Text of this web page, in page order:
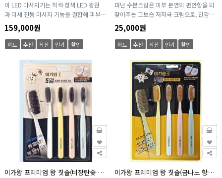
이 LED 마사지기는 적색·청색 LED 광원
과 미세 진동 마사지 기능을 결합해 피부와
근육을 동시에 케어하는 제품입니다. 인체
공학적 디자인으로 손목, 어깨, 목, 얼굴 등
다양한 부위에 밀착 사용이 가능하며, 간편
한 버튼 조작으로 누구나 쉽게 사용할 수
있습니다. 일상 속 피로 완화와 휴식이 필
요한 순간, 집에서도 전문적인 마사지 효과
를 경험할 수 있어 홈케어·선물용으로 적
합합니다.
159,000원
히트 추천 최신 인기 할인
펴난 수분크림은 피부 본연의 편안함을 되
찾아주는 고보습 저자극 크림으로, 민감성
피부도 안심하고 사용할 수 있는 자연 유래
성분을 담았습니다. 풍부한 보습막을 형성
해 오랜 시간 촉촉함을 유지하며, 건조·당
김·각질 들뜸을 효과적으로 개선합니다.
병풀·티트리 등 진정 성분이 자극받은 피
부를 빠르게 안정시켜주며, 끈적임 없이 산
뜻하게 흡수되는 부드러운 텍스처가 데일
리 크림으로 최적화되었습니다. 피부과 테
스트를 완료해 안전성과 신뢰도를 높인 균
형 잡힌 수분 케어 제품입니다.
25,000원
히트 추천 최신 인기 할인
이가왕 프리미엄 왕 칫솔(비장탄숯 항균칫솔, 4P) 이가왕 프리미엄 왕 칫솔(금나노 항균칫솔, 4P)